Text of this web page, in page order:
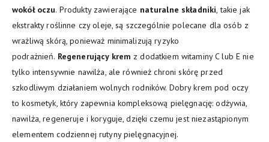
wokół oczu. Produkty zawierające naturalne składniki, takie jak
ekstrakty roślinne czy oleje, są szczególnie polecane dla osób z
wrażliwą skórą, ponieważ minimalizują ryzyko
podrażnień. Regenerujący krem z dodatkiem witaminy C lub E nie
tylko intensywnie nawilża, ale również chroni skórę przed
szkodliwym działaniem wolnych rodników. Dobry krem pod oczy
to kosmetyk, który zapewnia kompleksową pielęgnację: odżywia,
nawilża, regeneruje i koryguje, dzięki czemu jest niezastąpionym
elementem codziennej rutyny pielęgnacyjnej.